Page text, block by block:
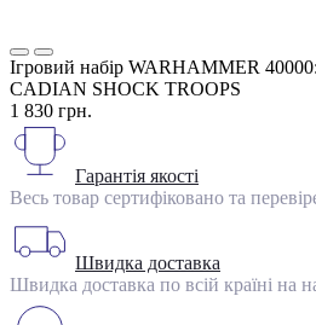
Ігровий набір WARHAMMER
CADIAN SHOCK TROOPS
1 830 грн.
Гарантія якості
Весь товар сертифіковано та
Швидка доставка
Швидка доставка по всій країні на